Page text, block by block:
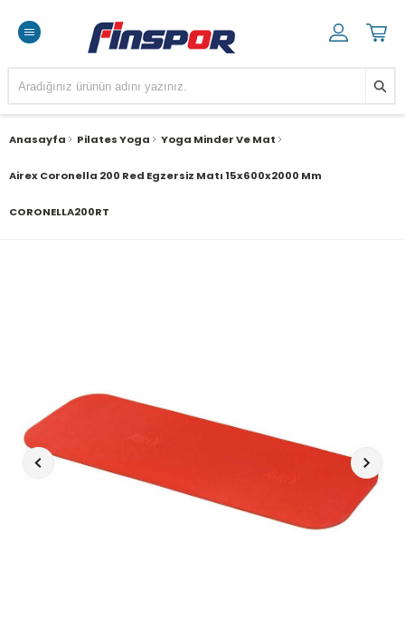
Anasayfa Pilates Yoga Yoga Minder Ve Mat
Airex Coronella 200 Red Egzersiz Matı 15x600x2000 Mm
CORONELLA200RT